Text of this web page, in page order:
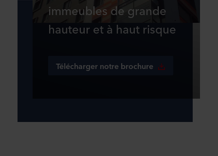
immeubles de grande
hauteur et à haut risque
Télécharger notre brochure